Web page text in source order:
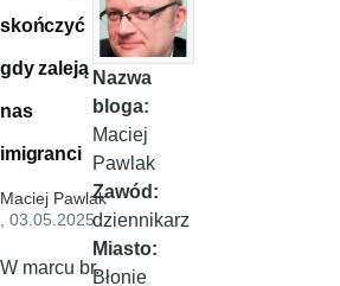
skończyć
gdy zaleją
nas
imigranci
Maciej Pawlak
, 03.05.2025
W marcu br.
Nazwa
bloga:
Maciej
Pawlak
Zawód:
dziennikarz
Miasto:
Błonie